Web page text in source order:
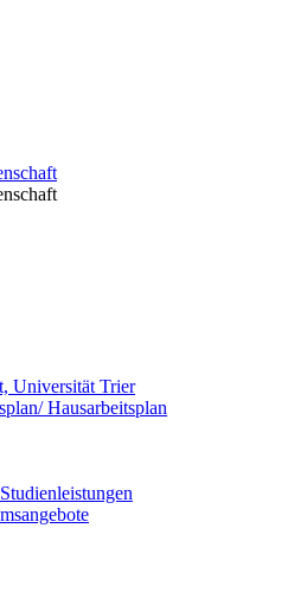
Universität Trier
Hausarbeitsplan